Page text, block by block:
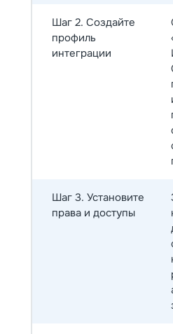
Шаг 2. Создайте
профиль
интеграции
Шаг 3. Установите
права и доступы